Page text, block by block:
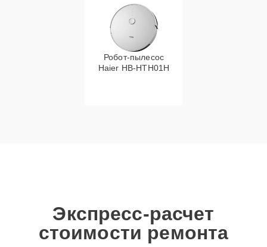
Робот-пылесос
Haier HB-HTH01H
Экспресс-расчет
стоимости ремонта